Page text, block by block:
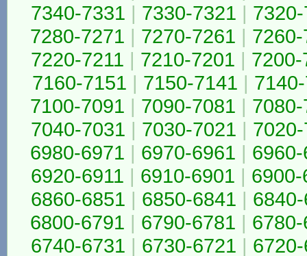
7340-7331 | 7330-7321 |
7280-7271 | 7270-7261 |
7220-7211 | 7210-7201 |
7160-7151 | 7150-7141 |
7100-7091 | 7090-7081 |
7040-7031 | 7030-7021 |
6980-6971 | 6970-6961 |
6920-6911 | 6910-6901 |
6860-6851 | 6850-6841 |
6800-6791 | 6790-6781 |
6740-6731 | 6730-6721 |